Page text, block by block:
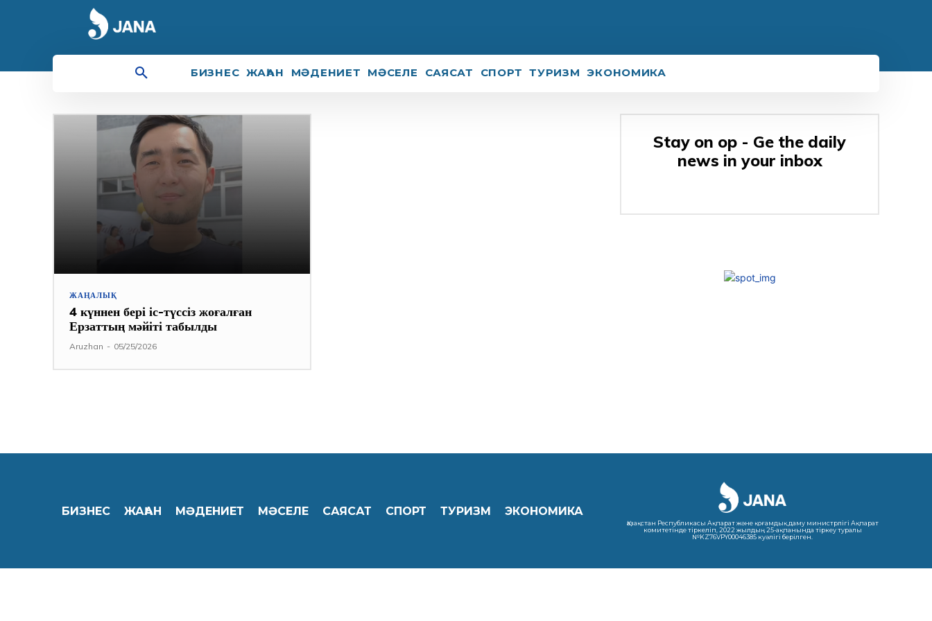
БИЗНЕС ЖАҺАН МӘДЕНИЕТ МӘСЕЛЕ САЯСАТ СПОРТ ТУРИЗМ ЭКОНОМИКА
мәйіт
ЖАҢАЛЫҚ
4 күннен бері іс-түссіз жоғалған
Ерзаттың мәйіті табылды
Aruzhan - 05/25/2026
Stay on op - Ge the daily
news in your inbox
БИЗНЕС ЖАҺАН МӘДЕНИЕТ МӘСЕЛЕ САЯСАТ СПОРТ ТУРИЗМ ЭКОНОМИКА
Қазақстан Республикасы Ақпарат және қоғамдық даму министрлігі Ақпарат
комитетінде тіркеліп, 2022 жылдың 25-ақпанында тіркеу туралы
№KZ76VPY00046385 куәлігі берілген.